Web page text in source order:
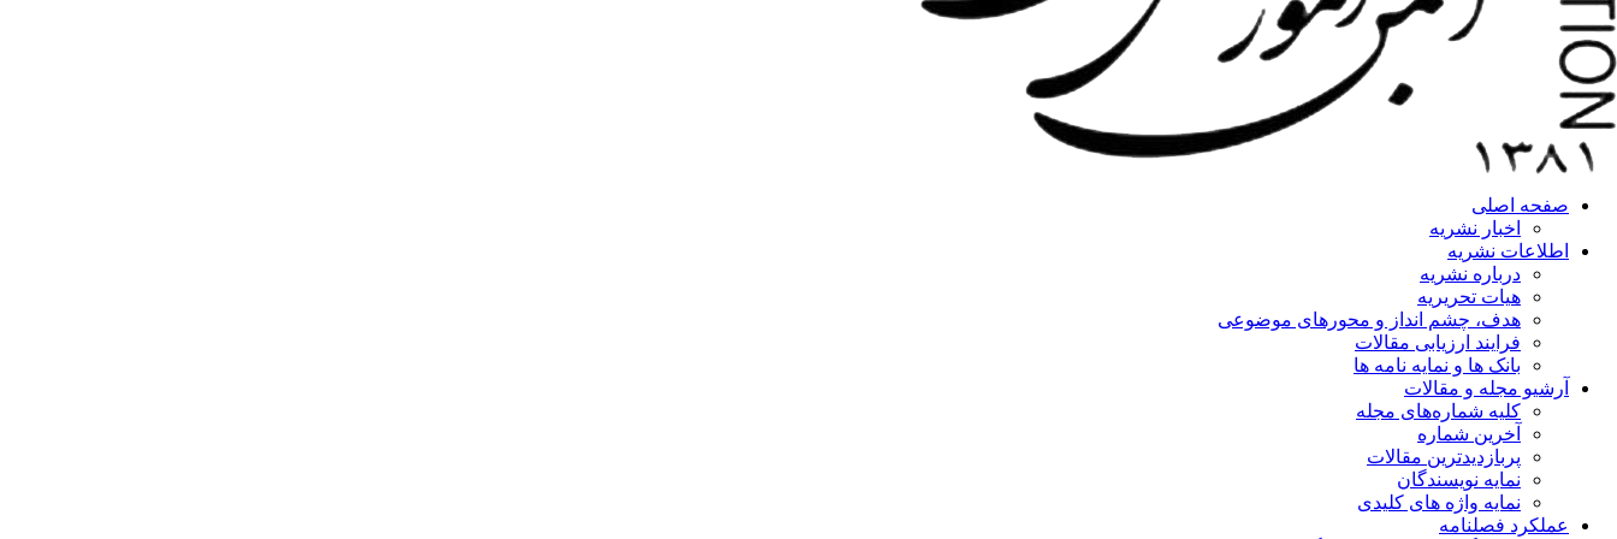
صفحه اصلی
اخبار نشریه
اطلاعات نشریه
درباره نشریه
هیات تحریریه
هدف، چشم انداز و محورهای موضوعی
فرایند ارزیابی مقالات
بانک ها و نمایه نامه ها
آرشیو مجله و مقالات
کلیه شماره‌های مجله
آخرین شماره
پربازدیدترین مقالات
نمایه نویسندگان
نمایه واژه های کلیدی
عملکرد فصلنامه